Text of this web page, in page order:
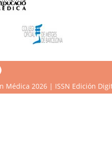
Médica 2026 | ISSN Edición